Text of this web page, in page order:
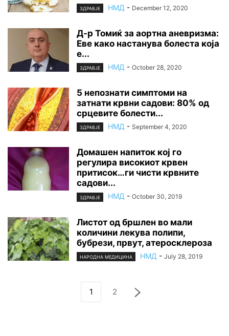
ЗДРАВЈЕ НМД - December 12, 2020
Д-р Томиќ за аортна аневризма:
Еве како настанува болеста која
е...
ЗДРАВЈЕ НМД - October 28, 2020
5 непознати симптоми на
затнати крвни садови: 80% од
срцевите болести...
ЗДРАВЈЕ НМД - September 4, 2020
Домашен напиток кој го
регулира високиот крвен
притисок…ги чисти крвните
садови...
ЗДРАВЈЕ НМД - October 30, 2019
Листот од бршлен во мали
количини лекува полипи,
бубрези, првут, атеросклероза
НАРОДНА МЕДИЦИНА НМД - July 28, 2019
1 2